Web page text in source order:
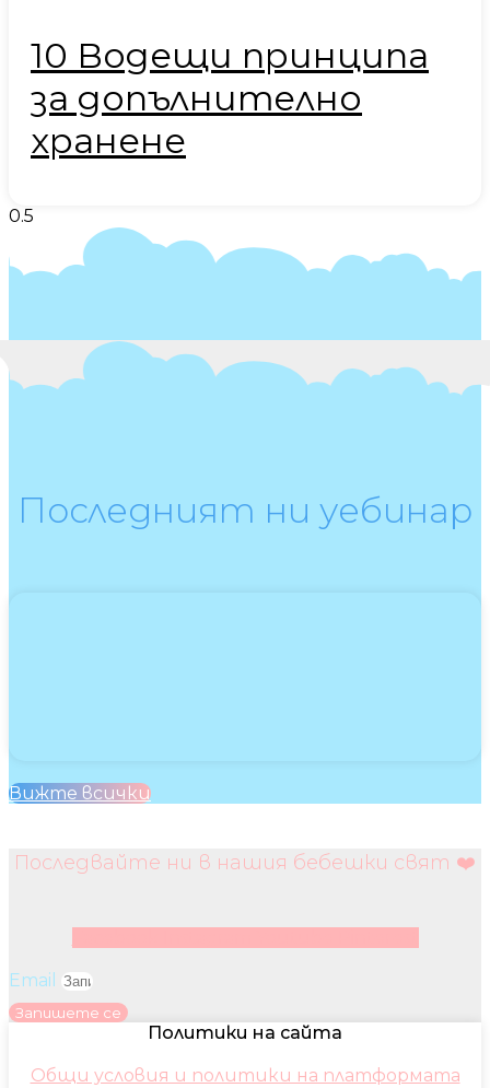
10 Водещи принципа
за допълнително
хранене
Последният ни уебинар
Вижте всички
Последвайте ни в нашия бебешки свят ❤️
Email
Запишете се
Политики на сайта
Общи условия и политики на платформата